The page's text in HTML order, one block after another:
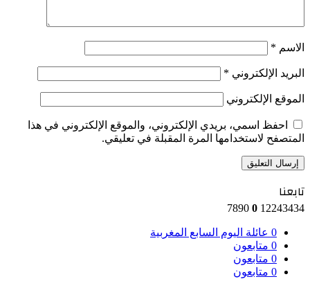
الاسم *
البريد الإلكتروني *
الموقع الإلكتروني
احفظ اسمي، بريدي الإلكتروني، والموقع الإلكتروني في هذا
المتصفح لاستخدامها المرة المقبلة في تعليقي.
تابعنا
12243434
0
0 عائلة اليوم السابع المغربية
0 متابعون
0 متابعون
0 متابعون